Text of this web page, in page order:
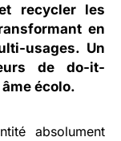
recycler les
en
usages. Un
de do-it-
écolo.
absolument